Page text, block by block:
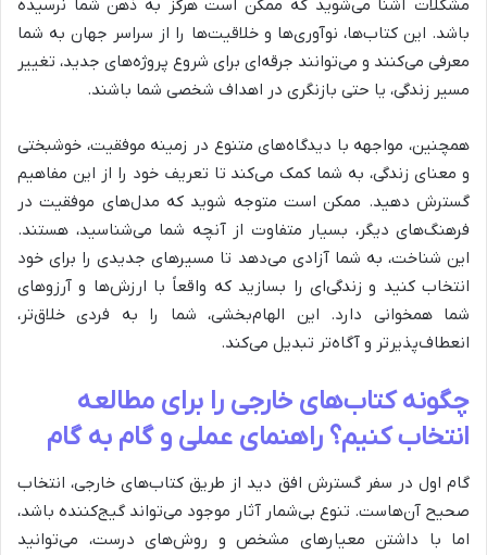
مشکلات آشنا می‌شوید که ممکن است هرگز به ذهن شما نرسیده
باشد. این کتاب‌ها، نوآوری‌ها و خلاقیت‌ها را از سراسر جهان به شما
معرفی می‌کنند و می‌توانند جرقه‌ای برای شروع پروژه‌های جدید، تغییر
مسیر زندگی، یا حتی بازنگری در اهداف شخصی شما باشند.
همچنین، مواجهه با دیدگاه‌های متنوع در زمینه موفقیت، خوشبختی
و معنای زندگی، به شما کمک می‌کند تا تعریف خود را از این مفاهیم
گسترش دهید. ممکن است متوجه شوید که مدل‌های موفقیت در
فرهنگ‌های دیگر، بسیار متفاوت از آنچه شما می‌شناسید، هستند.
این شناخت، به شما آزادی می‌دهد تا مسیرهای جدیدی را برای خود
انتخاب کنید و زندگی‌ای را بسازید که واقعاً با ارزش‌ها و آرزوهای
شما همخوانی دارد. این الهام‌بخشی، شما را به فردی خلاق‌تر،
انعطاف‌پذیرتر و آگاه‌تر تبدیل می‌کند.
چگونه کتاب‌های خارجی را برای مطالعه
انتخاب کنیم؟ راهنمای عملی و گام به گام
گام اول در سفر گسترش افق دید از طریق کتاب‌های خارجی، انتخاب
صحیح آن‌هاست. تنوع بی‌شمار آثار موجود می‌تواند گیج‌کننده باشد،
اما با داشتن معیارهای مشخص و روش‌های درست، می‌توانید